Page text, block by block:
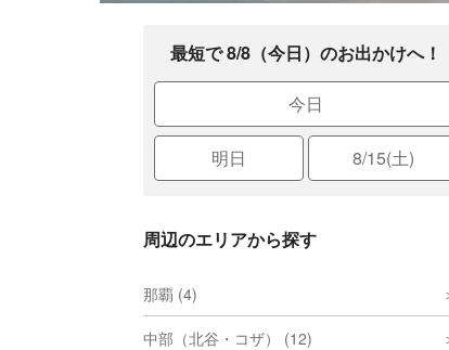
最短で 8/8（今日）のお出かけへ！
今日
明日 8/15(土)
周辺のエリアから探す
那覇 (4)
中部（北谷・コザ） (12)